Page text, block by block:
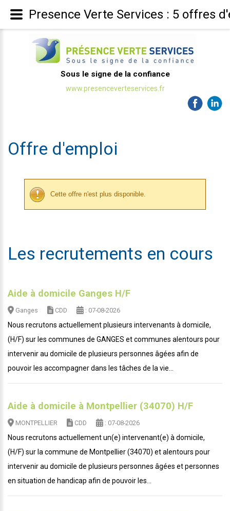
Sous le signe de la confiance
www.presenceverteservices.fr
Offre d'emploi
Cette offre n'est plus disponible.
Les recrutements en cours
Aide à domicile Ganges H/F
Ganges CDD : 07-08-2026
Nous recrutons actuellement plusieurs intervenants à domicile,
(H/F) sur les communes de GANGES et communes alentours pour
intervenir au domicile de plusieurs personnes âgées afin de
pouvoir les accompagner dans les tâches de la vie...
Aide à domicile à Montpellier (34070) H/F
MONTPELLIER CDD : 07-08-2026
Nous recrutons actuellement un(e) intervenant(e) à domicile,
(H/F) sur la commune de Montpellier (34070) et alentours pour
intervenir au domicile de plusieurs personnes âgées et personnes
en situation de handicap afin de pouvoir les...
Presence Verte Services : 5 offres